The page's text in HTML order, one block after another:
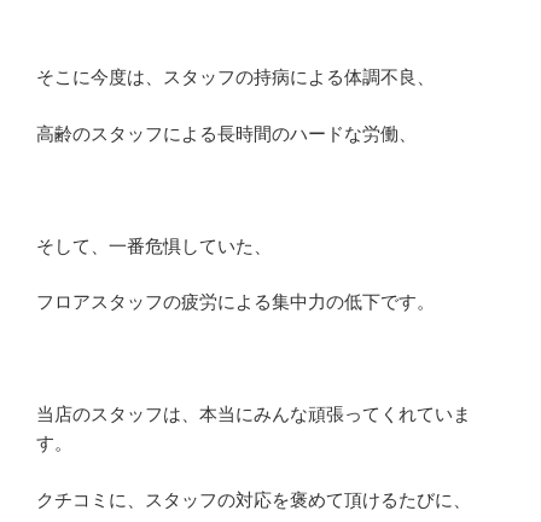
そこに今度は、スタッフの持病による体調不良、
高齢のスタッフによる長時間のハードな労働、
そして、一番危惧していた、
フロアスタッフの疲労による集中力の低下です。
当店のスタッフは、本当にみんな頑張ってくれていま
す。
クチコミに、スタッフの対応を褒めて頂けるたびに、